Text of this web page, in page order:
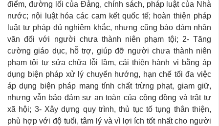
điểm, đường lối của Đảng, chính sách, pháp luật của Nhà
nước; nội luật hóa các cam kết quốc tế; hoàn thiện pháp
luật tư pháp đủ nghiêm khắc, nhưng cũng bảo đảm nhân
văn đối với người chưa thành niên phạm tội; 2- Tăng
cường giáo dục, hỗ trợ, giúp đỡ người chưa thành niên
phạm tội tự sửa chữa lỗi lầm, cải thiện hành vi bằng áp
dụng biện pháp xử lý chuyển hướng, hạn chế tối đa việc
áp dụng biện pháp mang tính chất trừng phạt, giam giữ,
nhưng vẫn bảo đảm sự an toàn của cộng đồng và trật tự
xã hội; 3- Xây dựng quy trình, thủ tục tố tụng thân thiện,
phù hợp với độ tuổi, tâm lý và vì lợi ích tốt nhất cho người